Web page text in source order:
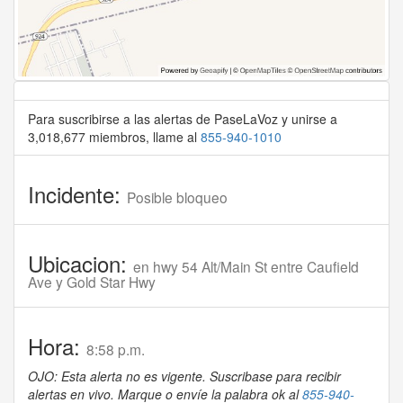
Para suscribirse a las alertas de PaseLaVoz y unirse a
3,018,677 miembros, llame al 855-940-1010
Incidente: Posible bloqueo
Ubicacion: en hwy 54 Alt/Main St entre Caufield
Ave y Gold Star Hwy
Hora: 8:58 p.m.
OJO: Esta alerta no es vigente. Suscribase para recibir
alertas en vivo. Marque o envíe la palabra ok al855-940-